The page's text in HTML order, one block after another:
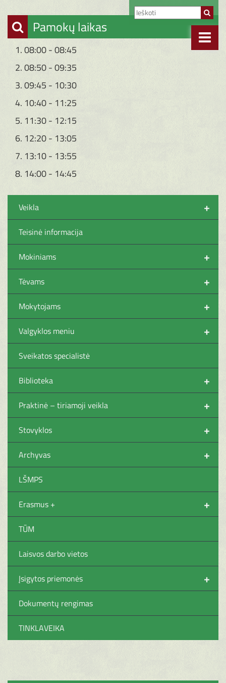
Pamokų laikas
1. 08:00 - 08:45
2. 08:50 - 09:35
3. 09:45 - 10:30
4. 10:40 - 11:25
5. 11:30 - 12:15
6. 12:20 - 13:05
7. 13:10 - 13:55
8. 14:00 - 14:45
+
Veikla
Teisinė informacija
+
Mokiniams
+
Tėvams
+
Mokytojams
+
Valgyklos meniu
Sveikatos specialistė
+
Biblioteka
+
Praktinė – tiriamoji veikla
+
Stovyklos
+
Archyvas
LŠMPS
+
Erasmus +
TŪM
Laisvos darbo vietos
+
Įsigytos priemonės
Dokumentų rengimas
TINKLAVEIKA